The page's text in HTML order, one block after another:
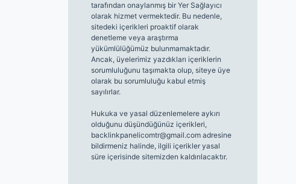
tarafından onaylanmış bir Yer Sağlayıcı
olarak hizmet vermektedir. Bu nedenle,
sitedeki içerikleri proaktif olarak
denetleme veya araştırma
yükümlülüğümüz bulunmamaktadır.
Ancak, üyelerimiz yazdıkları içeriklerin
sorumluluğunu taşımakta olup, siteye üye
olarak bu sorumluluğu kabul etmiş
sayılırlar.
Hukuka ve yasal düzenlemelere aykırı
olduğunu düşündüğünüz içerikleri,
backlinkpanelicomtr@gmail.comadresine
bildirmeniz halinde, ilgili içerikler yasal
süre içerisinde sitemizden kaldırılacaktır.